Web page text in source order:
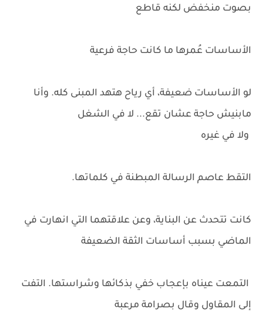
بصوت منخفض لكنه قاطع
الأساسات عُمرها ما كانت حاجة فرعية
لو الأساسات ضعيفة، أي رياح هتهد المبنى كله. وأنا
مابنيش حاجة عشان تقع... لا في الشغل
ولا في غيره
التقط عاصم الرسالة المبطنة في كلماتها.
كانت تتحدث عن البناية، وعن علاقتهما التي انهارت في
الماضي بسبب أساسات الثقة الضعيفة
التمعت عيناه بإعجاب خفي بذكائها وشراستها. التفت
إلى المقاول وقال بصرامة مرعبة